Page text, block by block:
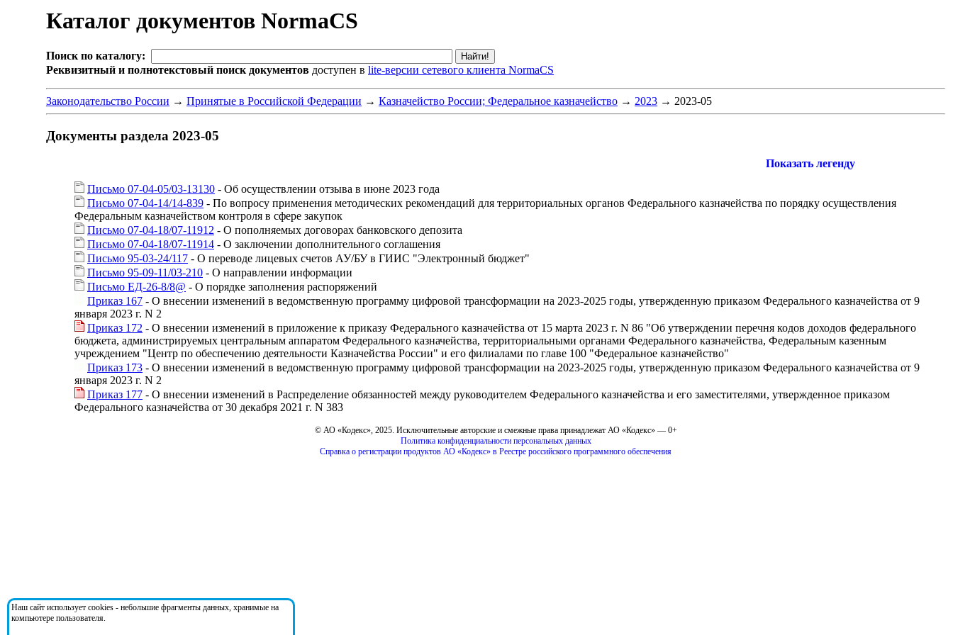
Каталог документов NormaCS
Поиск по каталогу:
Реквизитный и полнотекстовый поиск документов доступен в lite-версии сетевого клиента NormaCS
Законодательство России → Принятые в Российской Федерации → Казначейство России; Федеральное казначейство → 2023 → 2023-05
Документы раздела 2023-05
Показать легенду
Письмо 07-04-05/03-13130 - Об осуществлении отзыва в июне 2023 года
Письмо 07-04-14/14-839 - По вопросу применения методических рекомендаций для территориальных органов Федерального казначейства по порядку осуществления
Федеральным казначейством контроля в сфере закупок
Письмо 07-04-18/07-11912 - О пополняемых договорах банковского депозита
Письмо 07-04-18/07-11914 - О заключении дополнительного соглашения
Письмо 95-03-24/117 - О переводе лицевых счетов АУ/БУ в ГИИС "Электронный бюджет"
Письмо 95-09-11/03-210 - О направлении информации
Письмо ЕД-26-8/8@ - О порядке заполнения распоряжений
Приказ 167 - О внесении изменений в ведомственную программу цифровой трансформации на 2023-2025 годы, утвержденную приказом Федерального казначейства от 9
января 2023 г. N 2
Приказ 172 - О внесении изменений в приложение к приказу Федерального казначейства от 15 марта 2023 г. N 86 "Об утверждении перечня кодов доходов федерального
бюджета, администрируемых центральным аппаратом Федерального казначейства, территориальными органами Федерального казначейства, Федеральным казенным
учреждением "Центр по обеспечению деятельности Казначейства России" и его филиалами по главе 100 "Федеральное казначейство"
Приказ 173 - О внесении изменений в ведомственную программу цифровой трансформации на 2023-2025 годы, утвержденную приказом Федерального казначейства от 9
января 2023 г. N 2
Приказ 177 - О внесении изменений в Распределение обязанностей между руководителем Федерального казначейства и его заместителями, утвержденное приказом
Федерального казначейства от 30 декабря 2021 г. N 383
© АО «Кодекс», 2025. Исключительные авторские и смежные права принадлежат АО «Кодекс» — 0+
Политика конфиденциальности персональных данных
Справка о регистрации продуктов АО «Кодекс» в Реестре российского программного обеспечения
Наш сайт использует cookies - небольшие фрагменты данных, хранимые на
компьютере пользователя.